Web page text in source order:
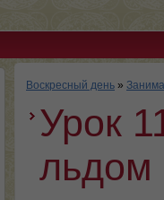
Воскресный день »
Урок
льдом